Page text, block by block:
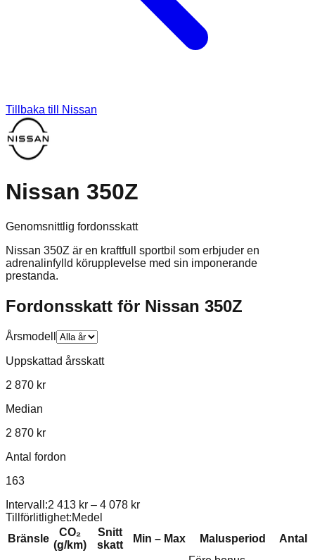
Tillbaka till Nissan
Nissan 350Z
Genomsnittlig fordonsskatt
Nissan 350Z är en kraftfull sportbil som erbjuder en
adrenalinfylld körupplevelse med sin imponerande
prestanda.
Fordonsskatt för Nissan 350Z
Årsmodell
Uppskattad årsskatt
2 870 kr
Median
2 870 kr
Antal fordon
163
Intervall:2 413 kr – 4 078 kr
Tillförlitlighet:Medel
Bränsle
CO₂
(g/km)
Snitt
skatt
Min – Max Malusperiod Antal